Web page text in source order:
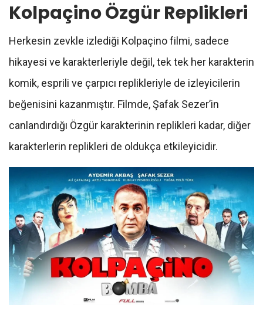
Kolpaçino Özgür Replikleri
Herkesin zevkle izlediği Kolpaçino filmi, sadece
hikayesi ve karakterleriyle değil, tek tek her karakterin
komik, esprili ve çarpıcı replikleriyle de izleyicilerin
beğenisini kazanmıştır. Filmde, Şafak Sezer’in
canlandırdığı Özgür karakterinin replikleri kadar, diğer
karakterlerin replikleri de oldukça etkileyicidir.